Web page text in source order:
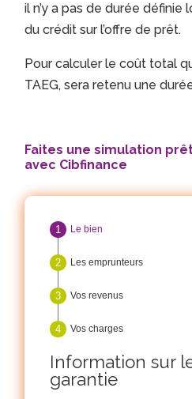
il n’y a pas de durée définie
du crédit sur l’offre de prêt.
Pour calculer le coût total
TAEG, sera retenu une
Faites une simulation
avec Cibfinance
Le bien
Les emprunteurs
Vos revenus
Vos charges
Information sur
garantie